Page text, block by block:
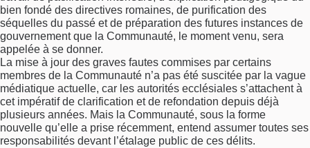
bien fondé des directives romaines, de purification des
séquelles du passé et de préparation des futures instances de
gouvernement que la Communauté, le moment venu, sera
appelée à se donner.
La mise à jour des graves fautes commises par certains
membres de la Communauté n’a pas été suscitée par la vague
médiatique actuelle, car les autorités ecclésiales s’attachent à
cet impératif de clarification et de refondation depuis déjà
plusieurs années. Mais la Communauté, sous la forme
nouvelle qu’elle a prise récemment, entend assumer toutes ses
responsabilités devant l’étalage public de ces délits.